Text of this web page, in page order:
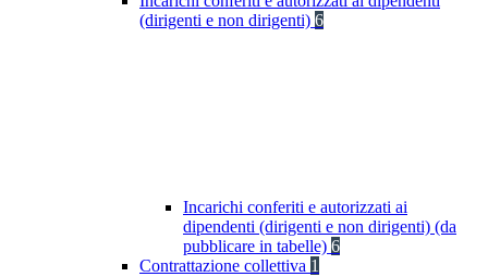
(dirigenti e non dirigenti) 6
Incarichi conferiti e autorizzati ai
dipendenti (dirigenti e non dirigenti) (da
pubblicare in tabelle) 6
Contrattazione collettiva 1